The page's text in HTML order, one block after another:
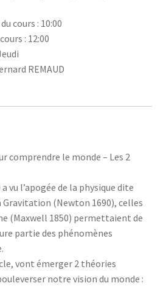
cours : 10:00
: 12:00
REMAUD
comprendre le monde – Les 2
vu l’apogée de la physique dite
Gravitation (Newton 1690), celles
(Maxwell 1850) permettaient de
partie des phénomènes
vont émerger 2 théories
notre vision du monde :